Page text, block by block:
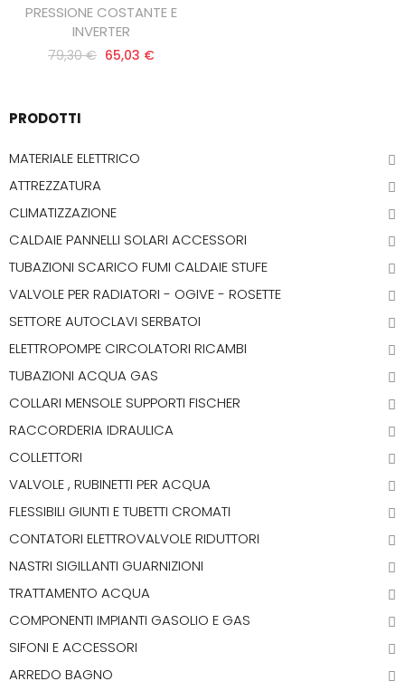
PRESSIONE COSTANTE E
INVERTER
79,30 € 65,03 €
PRODOTTI
MATERIALE ELETTRICO
ATTREZZATURA
CLIMATIZZAZIONE
CALDAIE PANNELLI SOLARI ACCESSORI
TUBAZIONI SCARICO FUMI CALDAIE STUFE
VALVOLE PER RADIATORI - OGIVE - ROSETTE
SETTORE AUTOCLAVI SERBATOI
ELETTROPOMPE CIRCOLATORI RICAMBI
TUBAZIONI ACQUA GAS
COLLARI MENSOLE SUPPORTI FISCHER
RACCORDERIA IDRAULICA
COLLETTORI
VALVOLE , RUBINETTI PER ACQUA
FLESSIBILI GIUNTI E TUBETTI CROMATI
CONTATORI ELETTROVALVOLE RIDUTTORI
NASTRI SIGILLANTI GUARNIZIONI
TRATTAMENTO ACQUA
COMPONENTI IMPIANTI GASOLIO E GAS
SIFONI E ACCESSORI
ARREDO BAGNO